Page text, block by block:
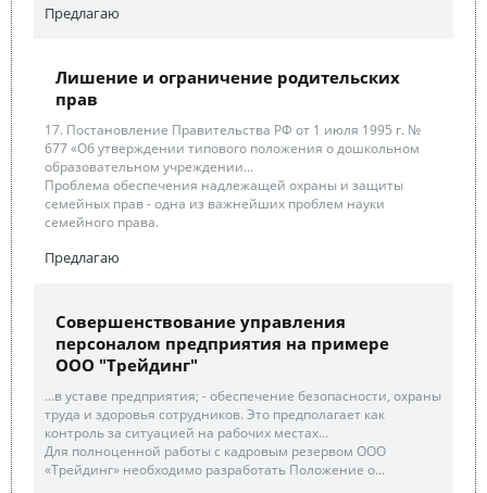
Предлагаю
Лишение и ограничение родительских
прав
17. Постановление Правительства РФ от 1 июля 1995 г. №
677 «Об утверждении типового положения о дошкольном
образовательном учреждении...
Проблема обеспечения надлежащей охраны и защиты
семейных прав - одна из важнейших проблем науки
семейного права.
Предлагаю
Совершенствование управления
персоналом предприятия на примере
ООО "Трейдинг"
...в уставе предприятия; - обеспечение безопасности, охраны
труда и здоровья сотрудников. Это предполагает как
контроль за ситуацией на рабочих местах...
Для полноценной работы с кадровым резервом ООО
«Трейдинг» необходимо разработать Положение о...